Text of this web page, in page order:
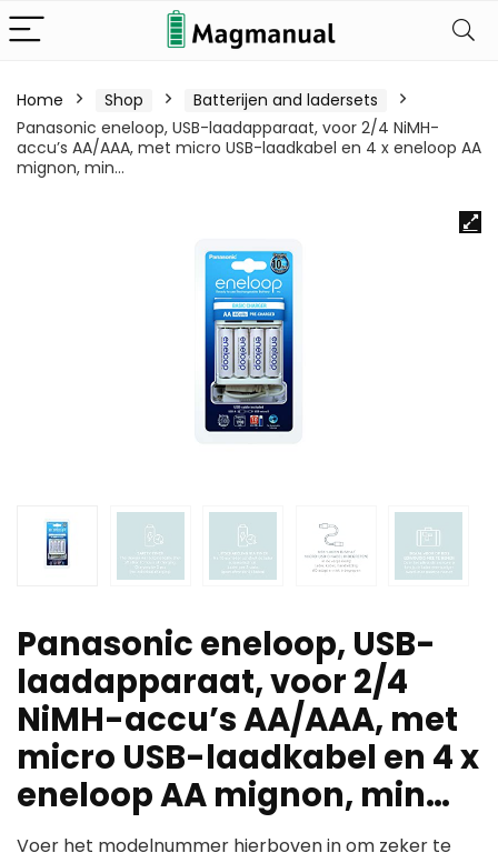
Home Shop
Batterijen and ladersets
Panasonic eneloop, USB-laadapparaat, voor 2/4 NiMH-
accu’s AA/AAA, met micro USB-laadkabel en 4 x eneloop AA
mignon, min…
Panasonic eneloop, USB-
laadapparaat, voor 2/4
NiMH-accu’s AA/AAA, met
micro USB-laadkabel en 4 x
eneloop AA mignon, min…
Voer het modelnummer hierboven in om zeker te